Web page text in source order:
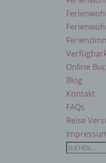
Online
Blog
Kontakt
FAQs
Reise